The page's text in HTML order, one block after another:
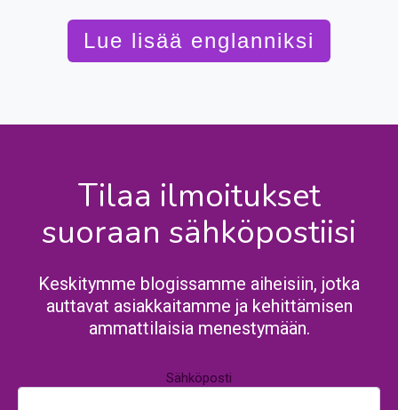
Lue lisää englanniksi
Tilaa ilmoitukset
suoraan sähköpostiisi
Keskitymme blogissamme aiheisiin, jotka
auttavat asiakkaitamme ja kehittämisen
ammattilaisia menestymään.
Sähköposti